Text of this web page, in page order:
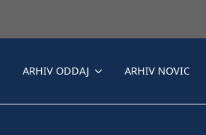
ARHIV ODDAJ ARHIV NOVIC